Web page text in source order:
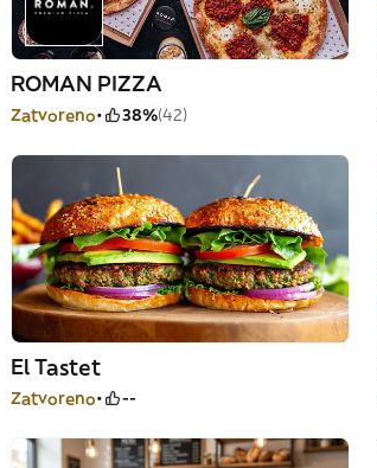
ROMAN PIZZA
Zatvoreno 38%(42)
El Tastet
Zatvoreno --